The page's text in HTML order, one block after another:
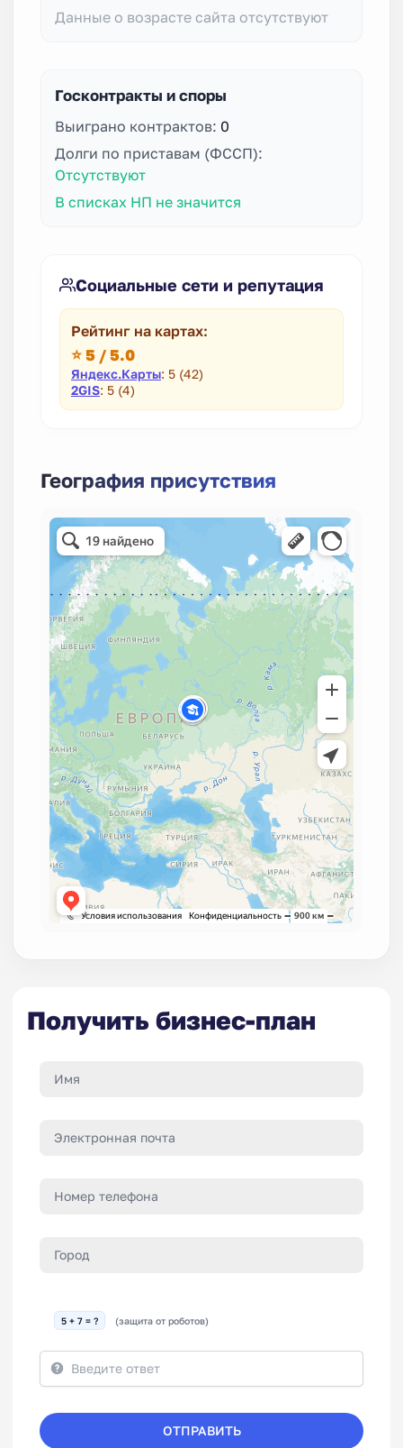
Данные о возрасте сайта отсутствуют
Госконтракты и споры
Выиграно контрактов: 0
Долги по приставам (ФССП):
Отсутствуют
В списках НП не значится
Социальные сети и репутация
Рейтинг на картах:
⭐ 5 / 5.0
Яндекс.Карты: 5 (42)
2GIS: 5 (4)
География присутствия
Получить бизнес-план
5 + 7 = ? (защита от роботов)
ОТПРАВИТЬ